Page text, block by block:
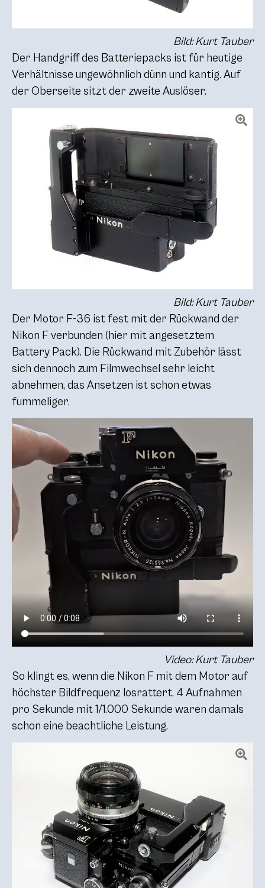
Bild: Kurt Tauber
Der Handgriff des Batteriepacks ist für heutige
Verhältnisse ungewöhnlich dünn und kantig. Auf
der Oberseite sitzt der zweite Auslöser.
Bild: Kurt Tauber
Der Motor F-36 ist fest mit der Rückwand der
Nikon F verbunden (hier mit angesetztem
Battery Pack). Die Rückwand mit Zubehör lässt
sich dennoch zum Filmwechsel sehr leicht
abnehmen, das Ansetzen ist schon etwas
fummeliger.
Video: Kurt Tauber
So klingt es, wenn die Nikon F mit dem Motor auf
höchster Bildfrequenz losrattert. 4 Aufnahmen
pro Sekunde mit 1/1.000 Sekunde waren damals
schon eine beachtliche Leistung.